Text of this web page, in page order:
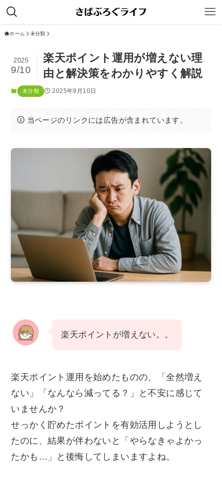
ホーム 未分類
楽天ポイント運用が増えない理
由と解決策をわかりやすく解説
2025
9/10
未分類 2025年9月10日
当ページのリンクには広告が含まれています。
楽天ポイントが増えない。。
楽天ポイント運用を始めたものの、「全然増え
ない」「なんなら減ってる？」と不安に感じて
いませんか？
せっかく貯めたポイントを有効活用しようとし
たのに、結果が伴わないと「やらなきゃよかっ
たかも…」と後悔してしまいますよね。